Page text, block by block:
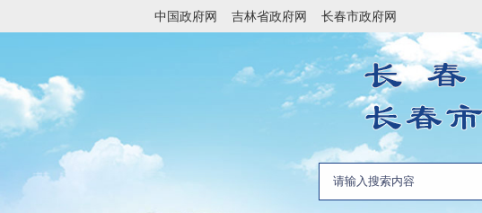
中国政府网 吉林省政府网 长春市政府网